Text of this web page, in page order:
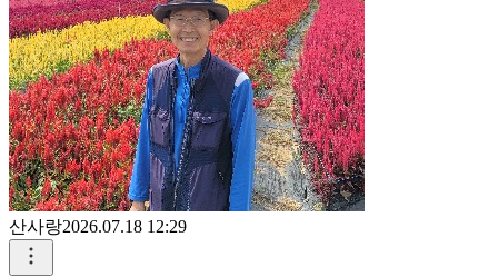
산사랑2026.07.18 12:29